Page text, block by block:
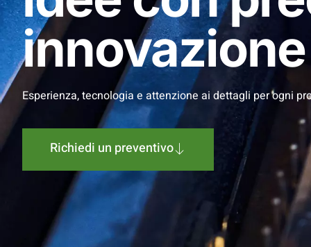
innovazione
Esperienza, tecnologia e attenzione ai dettagli per ogni
Richiedi un preventivo